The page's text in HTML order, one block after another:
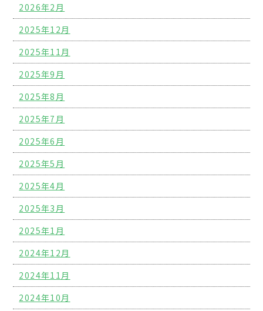
2026年2月
2025年12月
2025年11月
2025年9月
2025年8月
2025年7月
2025年6月
2025年5月
2025年4月
2025年3月
2025年1月
2024年12月
2024年11月
2024年10月